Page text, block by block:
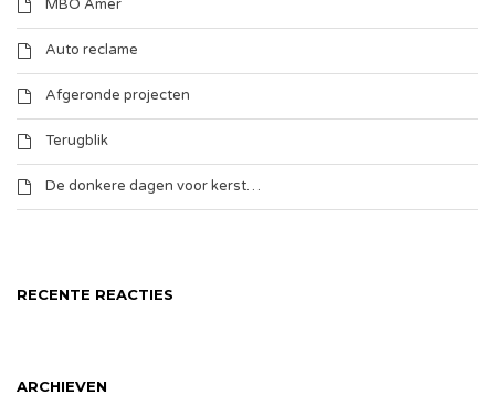
MBO Amer
Auto reclame
Afgeronde projecten
Terugblik
De donkere dagen voor kerst…
RECENTE REACTIES
ARCHIEVEN